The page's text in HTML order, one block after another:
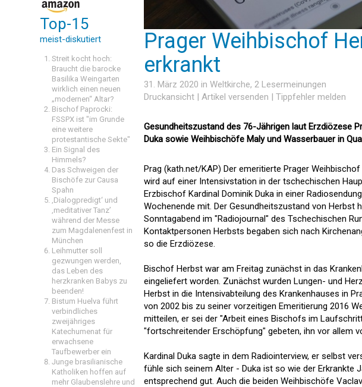
Top-15
meist-diskutiert
Streit kocht hoch:
Braucht die barocke
Basilika Weingarten
wirklich einen neuen
„modernen“ Altar?
Bischof Paprocki:
FSSPX ist "im Grunde
eine weitere
protestantische Sekte"
Ein Signal des
Himmels?
Das Schweigen der
Bischöfe zur Causa
Spahn
‚Dialogpredigt‘ und
‚meditativer Tanz’
während der Messe
zum Magdalenenfest in
München
Leihmutter soll
gezwungen werden,
das Leben des
herzkranken Babys zu
beenden!
Bistum Huelva führt
verbindliches
zweijähriges
Katechumenat für
erwachsene
Taufbewerber ein
Junge brasilianische
Katholiken hoffen auf
mehr Glaubenslehre und
Prager Weihbischof
erkrankt
31. März 2020 in Weltkirche, 2 Lesermeinungen
Druckansicht | Artikel versenden | Tippfehler melden
Gesundheitszustand des 76-Jährigen laut Erzdiözese
Duka sowie Weihbischöfe Maly und Wasserbauer in
Prag (kath.net/KAP) Der emeritierte Prager
wird auf einer Intensivstation in der tschechischen
Erzbischof Kardinal Dominik Duka in einer
Wochenende mit. Der Gesundheitszustand von Herbst
Sonntagabend im "Radiojournal" des Tschechischen
Kontaktpersonen Herbsts begaben sich nach
so die Erzdiözese.
Bischof Herbst war am Freitag zunächst in das
eingeliefert worden. Zunächst wurden Lungen- und
Herbst in die Intensivabteilung des Krankenhauses in
von 2002 bis zu seiner vorzeitigen Emeritierung 2016
mitteilen, er sei der "Arbeit eines Bischofs im
"fortschreitender Erschöpfung" gebeten, ihn vor allem
Kardinal Duka sagte in dem Radiointerview, er selbst
fühle sich seinem Alter - Duka ist so wie der Erkrankte
entsprechend gut. Auch die beiden Weihbischöfe